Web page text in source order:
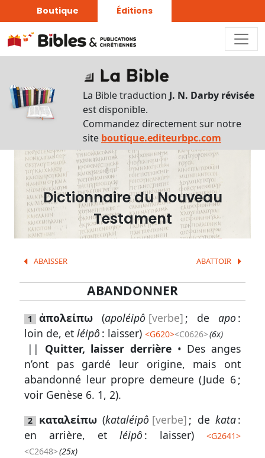
Boutique Éditions
La Bible traduction J. N. Darby révisée
est disponible.
Commandez directement sur notre
site boutique.editeurbpc.com
Dictionnaire du Nouveau
Testament
ABAISSER ABATTOIR
ABANDONNER
1 ἀπολείπω (apoléipô [verbe] ; de apo :
loin de, etléipô : laisser)<G620><C0626>(6x)
|| Quitter, laisser derrière • Des anges
n’ont pas gardé leur origine, mais ont
abandonné leur propre demeure (Jude 6;
voir Genèse 6. 1, 2).
2 καταλείπω (kataléipô [verbe] ; de kata:
en arrière, et léipô : laisser) <G2641>
<C2648>(25x)
Recherche
Rechercher
par
lettre
Rechercher
par
mot
Recherche
grec
Rechercher
code
strong